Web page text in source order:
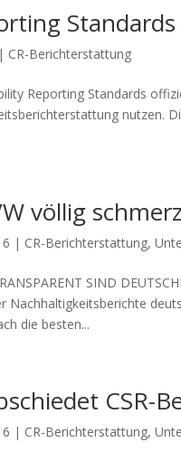
| CR-Berichterstattung
Reporting Standards
nutzen.
völlig
| CR-Berichterstattung,
SIND
Nachhaltigkeitsberichte
die besten...
CSR-
| CR-Berichterstattung,